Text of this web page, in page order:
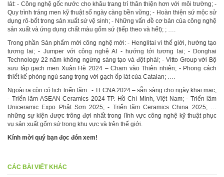
lát: - Công nghệ gốc nước cho khâu trang trí thân thiện hơn với môi trường; -
Quy trình tráng men kỹ thuật số ngày càng bền vững; - Hoàn thiện sứ mộc sử
dụng rô-bốt trong sản xuất sứ vệ sinh; - Những vấn đề cơ bản của công nghệ
sản xuất và ứng dụng chất màu gốm sứ (tiếp theo và hết); ; ….
Trong phần Sản phẩm mới công nghệ mới: - Henglitai vì thế giới, hướng tạo
tương lai; - Jumper với công nghệ AI - hướng tới tương lai; - Donghai
Technology 22 năm không ngừng sáng tạo và đột phá!; - Vitto Group với Bộ
sưu tập gạch men Xuân Hè 2024 – Chạm vào Thiên nhiên; - Phong cách
thiết kế phòng ngủ sang trọng với gạch ốp lát của Catalan; ….
Ngoài ra còn có lịch triển lãm : - TECNA 2024 – sẵn sàng cho ngày khai mạc;
- Triển lãm ASEAN Ceramics 2024 TP. Hồ Chí Minh, Việt Nam; - Triển lãm
Uniceramic Expo Phật Sơn 2025; - Triển lãm Ceramics China 2025; …
những sự kiện được trông đợi nhất trong lĩnh vực công nghệ kỹ thuật phục
vụ sản xuất gốm sứ trong khu vực và trên thế giới.
Kính mời quý bạn đọc đón xem!
CÁC BÀI VIẾT KHÁC